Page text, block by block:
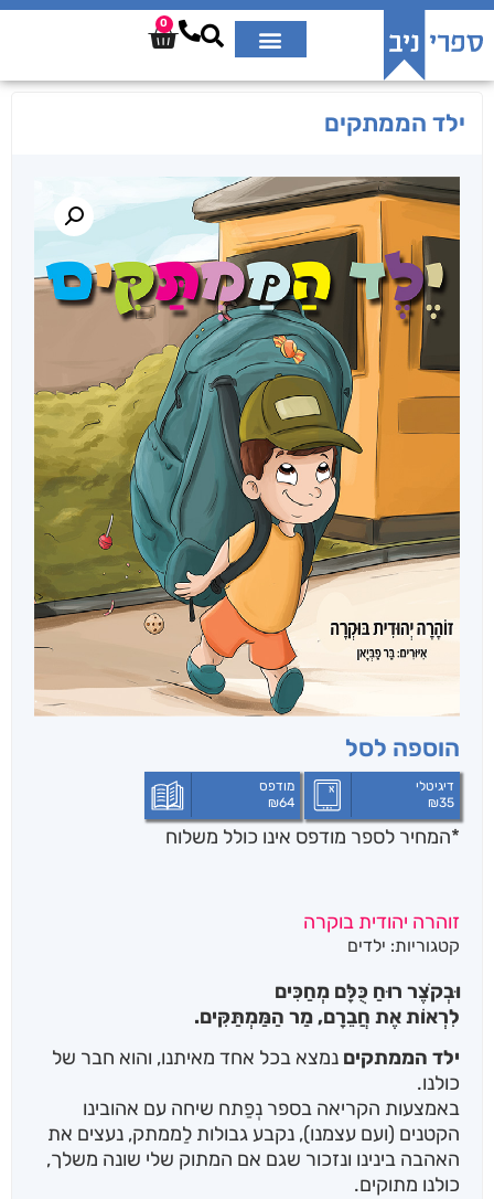
0
ילד הממתקים
הוספה לסל
דיגיטלי
₪35
מודפס
₪64
*המחיר לספר מודפס אינו כולל משלוח
זוהרה יהודית בוקרה
קטגוריות: ילדים
וּבְקֹצֶר רוּחַ כֻּלָּם מְחַכִּים
לִרְאוֹת אֶת חֲבֵרָם, מַר הַמַּמְתַּקִּים.
ילד הממתקים נמצא בכל אחד מאיתנו, והוא חבר של
כולנו.
באמצעות הקריאה בספר נְפַתח שיחה עם אהובינו
הקטנים (ועם עצמנו), נקבע גבולות לַממתק, נעצים את
האהבה בינינו ונזכור שגם אם המתוק שלי שונה משלך,
כולנו מתוקים.